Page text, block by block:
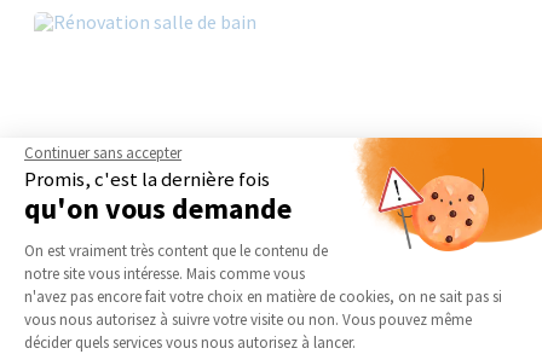
Continuer sans accepter
Promis, c'est la dernière fois
qu'on vous demande
Plateforme de Gestion du
On est vraiment très content que le contenu de
notre site vous intéresse. Mais comme vous
n'avez pas encore fait votre choix en matière de cookies, on ne sait pas si
vous nous autorisez à suivre votre visite ou non. Vous pouvez même
décider quels services vous nous autorisez à lancer.
Axeptio consent